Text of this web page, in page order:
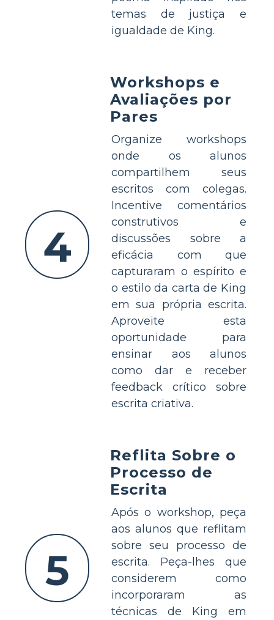
temas de justiça e
igualdade de King.
4
Workshops e
Avaliações por
Pares
Organize workshops
onde os alunos
compartilhem seus
escritos com colegas.
Incentive comentários
construtivos e
discussões sobre a
eficácia com que
capturaram o espírito e
o estilo da carta de King
em sua própria escrita.
Aproveite esta
oportunidade para
ensinar aos alunos
como dar e receber
feedback crítico sobre
escrita criativa.
5
Reflita Sobre o
Processo de
Escrita
Após o workshop, peça
aos alunos que reflitam
sobre seu processo de
escrita. Peça-lhes que
considerem como
incorporaram as
técnicas de King em